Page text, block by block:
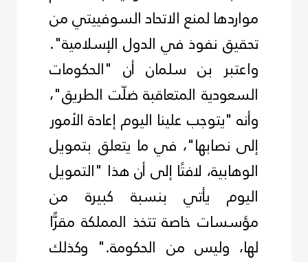
مواردها لمنع الاتحاد السوفييتي من
تحقيق نفوذ في الدول الإسلامية".
واعتبر بن سلمان أن "الحكومات
السعودية المتعاقبة ضلّت الطريق"،
وأنه "يتوجب علينا اليوم إعادة الأمور
إلى نصابها"، في ما يتعلق بتمويل
الوهابية، لافتًا إلى أن هذا "التمويل
اليوم يأتي بنسبة كبيرة من
مؤسسات خاصة تتخذ المملكة مقرًّا
لها، وليس من الحكومة". وكذلك